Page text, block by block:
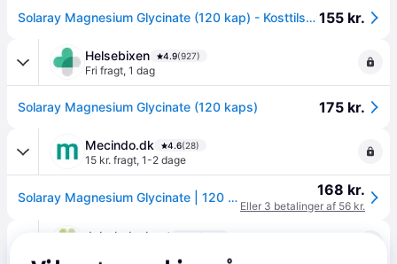
Solaray Magnesium Glycinate (120 kap) - Kosttilskud 155 kr.
Helsebixen 4.9(927)
Fri fragt, 1 dag
Solaray Magnesium Glycinate (120 kaps) 175 kr.
Mecindo.dk 4.6(28)
15 kr. fragt, 1-2 dage
Solaray Magnesium Glycinate | 120 kapsler 168 kr.
Eller 3 betalinger af 56 kr.
Jala-helsekost (395)